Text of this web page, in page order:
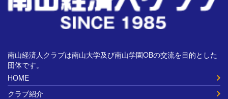
南山経済人クラブは南山大学及び南山学園OBの交流を目的とした
団体です。
HOME
クラブ紹介